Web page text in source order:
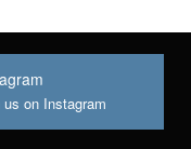
us on Instagram